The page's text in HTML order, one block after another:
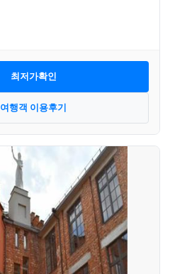
최저가확인
여행객 이용후기